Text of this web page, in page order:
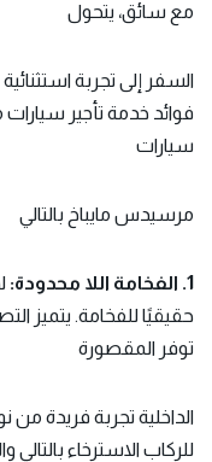
مع سائق، يتحول
السفر إلى تجربة
فوائد خدمة تأجير
سيارات
مرسيدس مايباخ بالتالي
1. الفخامة اللا محدودة:
حقيقيًا للفخامة. يتميز
توفر المقصورة
الداخلية تجربة فريدة من
للركاب الاسترخاء